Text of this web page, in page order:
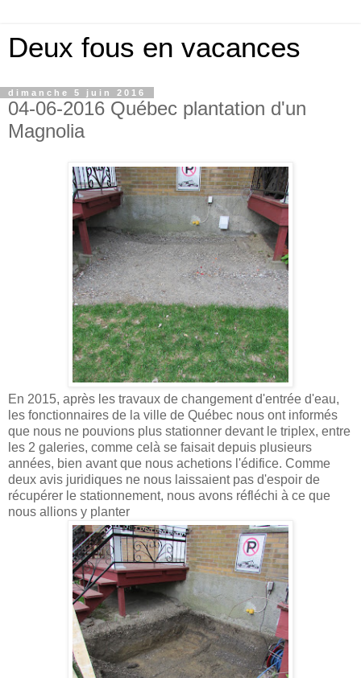
Deux fous en vacances
dimanche 5 juin 2016
04-06-2016 Québec plantation d'un
Magnolia
En 2015, après les travaux de changement d'entrée d'eau,
les fonctionnaires de la ville de Québec nous ont informés
que nous ne pouvions plus stationner devant le triplex, entre
les 2 galeries, comme celà se faisait depuis plusieurs
années, bien avant que nous achetions l'édifice. Comme
deux avis juridiques ne nous laissaient pas d'espoir de
récupérer le stationnement, nous avons réfléchi à ce que
nous allions y planter